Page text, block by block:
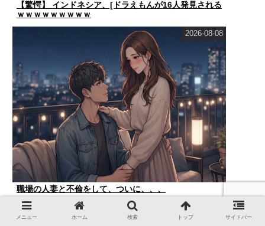
【驚愕】 インドネシア、[ドラえもんが16人発見される
ｗｗｗｗｗｗｗｗｗ
職場の人妻と不倫をして、ついに、、、
2026-08-08
2026-08-08
メニュー ホーム 検索 トップ サイドバー